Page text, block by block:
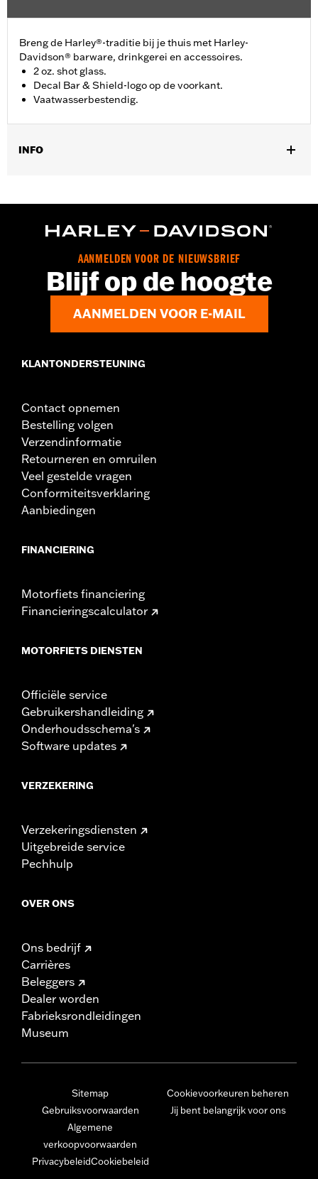
Breng de Harley®-traditie bij je thuis met Harley-
Davidson® barware, drinkgerei en accessoires.
2 oz. shot glass.
Decal Bar & Shield-logo op de voorkant.
Vaatwasserbestendig.
INFO
Vendor Style Nummer:HDX-98713
AANMELDEN VOOR DE NIEUWSBRIEF
Blijf op de hoogte
AANMELDEN VOOR E-MAIL
KLANTONDERSTEUNING
Contact opnemen
Bestelling volgen
Verzendinformatie
Retourneren en omruilen
Veel gestelde vragen
Conformiteitsverklaring
Aanbiedingen
FINANCIERING
Motorfiets financiering
Financieringscalculator
MOTORFIETS DIENSTEN
Officiële service
Gebruikershandleiding
Onderhoudsschema's
Software updates
VERZEKERING
Verzekeringsdiensten
Uitgebreide service
Pechhulp
OVER ONS
Ons bedrijf
Carrières
Beleggers
Dealer worden
Fabrieksrondleidingen
Museum
Sitemap
Gebruiksvoorwaarden
Algemene
verkoopvoorwaarden
PrivacybeleidCookiebeleid
Cookievoorkeuren beheren
Jij bent belangrijk voor ons